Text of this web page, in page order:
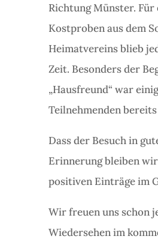
Richtung Münster. Für
Kostproben aus dem
Heimatvereins blieb
Zeit. Besonders der
„Hausfreund“ war
Teilnehmenden
Dass der Besuch in
Erinnerung bleiben
positiven Einträge im
Wir freuen uns schon
Wiedersehen im